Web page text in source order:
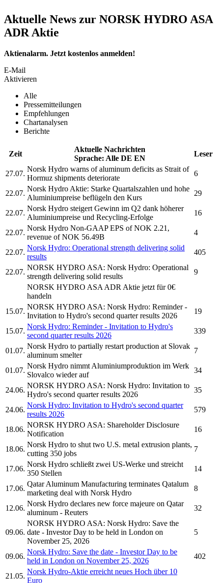
Aktuelle News zur NORSK HYDRO ASA
ADR Aktie
Aktienalarm. Jetzt kostenlos anmelden!
E-Mail
Aktivieren
Alle
Pressemitteilungen
Empfehlungen
Chartanalysen
Berichte
Zeit
Aktuelle Nachrichten
Sprache: Alle DE EN
Leser
27.07.
Norsk Hydro warns of aluminum deficits as Strait of
Hormuz shipments deteriorate
6
22.07.
Norsk Hydro Aktie: Starke Quartalszahlen und hohe
Aluminiumpreise beflügeln den Kurs
29
22.07.
Norsk Hydro steigert Gewinn im Q2 dank höherer
Aluminiumpreise und Recycling-Erfolge
16
22.07.
Norsk Hydro Non-GAAP EPS of NOK 2.21,
revenue of NOK 56.49B
4
22.07.
Norsk Hydro: Operational strength delivering solid
results
405
22.07.
NORSK HYDRO ASA: Norsk Hydro: Operational
strength delivering solid results
9
NORSK HYDRO ASA ADR Aktie jetzt für 0€
handeln
15.07.
NORSK HYDRO ASA: Norsk Hydro: Reminder -
Invitation to Hydro's second quarter results 2026
19
15.07.
Norsk Hydro: Reminder - Invitation to Hydro's
second quarter results 2026
339
01.07.
Norsk Hydro to partially restart production at Slovak
aluminum smelter
7
01.07.
Norsk Hydro nimmt Aluminiumproduktion im Werk
Slovalco wieder auf
34
24.06.
NORSK HYDRO ASA: Norsk Hydro: Invitation to
Hydro's second quarter results 2026
35
24.06.
Norsk Hydro: Invitation to Hydro's second quarter
results 2026
579
18.06.
NORSK HYDRO ASA: Shareholder Disclosure
Notification
16
18.06.
Norsk Hydro to shut two U.S. metal extrusion plants,
cutting 350 jobs
7
17.06.
Norsk Hydro schließt zwei US-Werke und streicht
350 Stellen
14
17.06.
Qatar Aluminum Manufacturing terminates Qatalum
marketing deal with Norsk Hydro
8
12.06.
Norsk Hydro declares new force majeure on Qatar
aluminum - Reuters
32
09.06.
NORSK HYDRO ASA: Norsk Hydro: Save the
date - Investor Day to be held in London on
November 25, 2026
5
09.06.
Norsk Hydro: Save the date - Investor Day to be
held in London on November 25, 2026
402
21.05.
Norsk Hydro-Aktie erreicht neues Hoch über 10
Euro